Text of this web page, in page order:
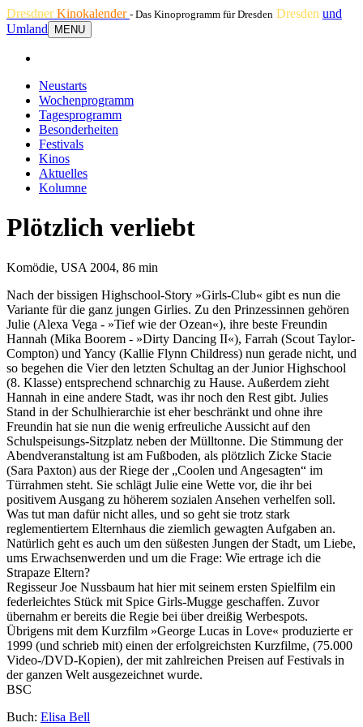
DresdnerKinokalender - Das Kinoprogramm für Dresden Dresden und
Umland
MENU
Neustarts
Wochenprogramm
Tagesprogramm
Besonderheiten
Festivals
Kinos
Aktuelles
Kolumne
Plötzlich verliebt
Komödie, USA 2004, 86 min
Nach der bissigen Highschool-Story »Girls-Club« gibt es nun die
Variante für die ganz jungen Girlies. Zu den Prinzessinnen gehören
Julie (Alexa Vega - »Tief wie der Ozean«), ihre beste Freundin
Hannah (Mika Boorem - »Dirty Dancing II«), Farrah (Scout Taylor-
Compton) und Yancy (Kallie Flynn Childress) nun gerade nicht, und
so begehen die Vier den letzten Schultag an der Junior Highschool
(8. Klasse) entsprechend schnarchig zu Hause. Außerdem zieht
Hannah in eine andere Stadt, was ihr noch den Rest gibt. Julies
Stand in der Schulhierarchie ist eher beschränkt und ohne ihre
Freundin hat sie nun die wenig erfreuliche Aussicht auf den
Schulspeisungs-Sitzplatz neben der Mülltonne. Die Stimmung der
Abendveranstaltung ist am Fußboden, als plötzlich Zicke Stacie
(Sara Paxton) aus der Riege der „Coolen und Angesagten“ im
Türrahmen steht. Sie schlägt Julie eine Wette vor, die ihr bei
positivem Ausgang zu höherem sozialen Ansehen verhelfen soll.
Was tut man dafür nicht alles, und so geht sie trotz stark
reglementiertem Elternhaus die ziemlich gewagten Aufgaben an.
Natürlich geht es auch um den süßesten Jungen der Stadt, um Liebe,
ums Erwachsenwerden und um die Frage: Wie ertrage ich die
Strapaze Eltern?
Regisseur Joe Nussbaum hat hier mit seinem ersten Spielfilm ein
federleichtes Stück mit Spice Girls-Mugge geschaffen. Zuvor
übernahm er bereits die Regie bei über dreißig Werbespots.
Übrigens mit dem Kurzfilm »George Lucas in Love« produzierte er
1999 (und schrieb mit) einen der erfolgreichsten Kurzfilme, (75.000
Video-/DVD-Kopien), der mit zahlreichen Preisen auf Festivals in
der ganzen Welt ausgezeichnet wurde.
BSC
Buch: Elisa Bell